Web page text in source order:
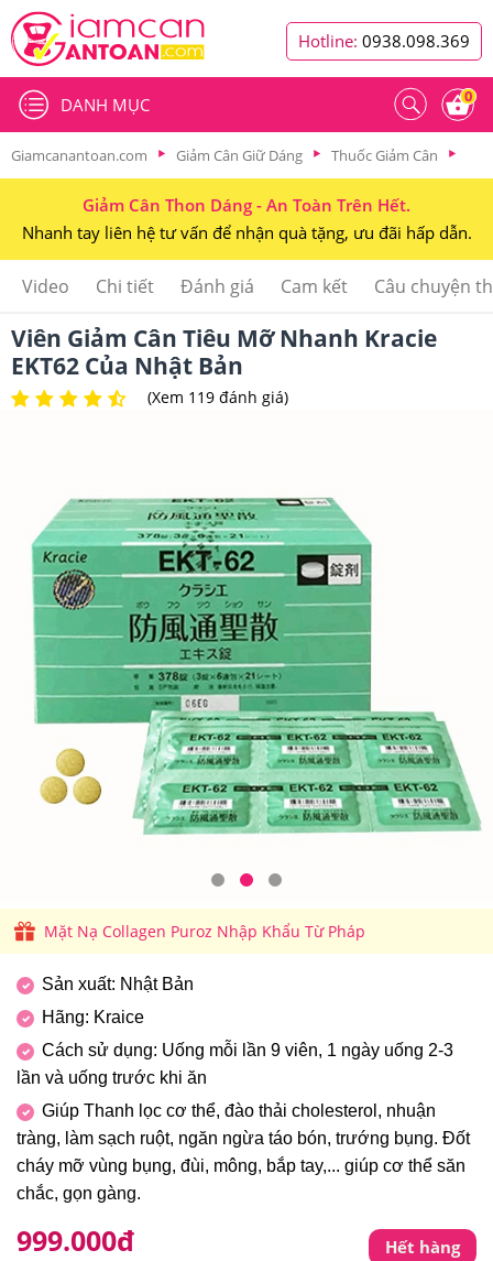
Hotline: 0938.098.369
0
DANH MỤC
Giamcanantoan.com Giảm Cân Giữ Dáng Thuốc Giảm Cân
Giảm Cân Thon Dáng - An Toàn Trên Hết.
Nhanh tay liên hệ tư vấn để nhận quà tặng, ưu đãi hấp dẫn.
Video Chi tiết Đánh giá Cam kết Câu chuyện
Viên Giảm Cân Tiêu Mỡ Nhanh Kracie
EKT62 Của Nhật Bản
(Xem 119 đánh giá)
Mặt Nạ Collagen Puroz Nhập Khẩu Từ Pháp
Sản xuất: Nhật Bản
Hãng: Kraice
Cách sử dụng: Uống mỗi lần 9 viên, 1 ngày uống 2-3
lần và uống trước khi ăn
Giúp Thanh lọc cơ thể, đào thải cholesterol, nhuận
tràng, làm sạch ruột, ngăn ngừa táo bón, trướng bụng. Đốt
cháy mỡ vùng bụng, đùi, mông, bắp tay,... giúp cơ thể săn
chắc, gọn gàng.
999.000đ Hết hàng